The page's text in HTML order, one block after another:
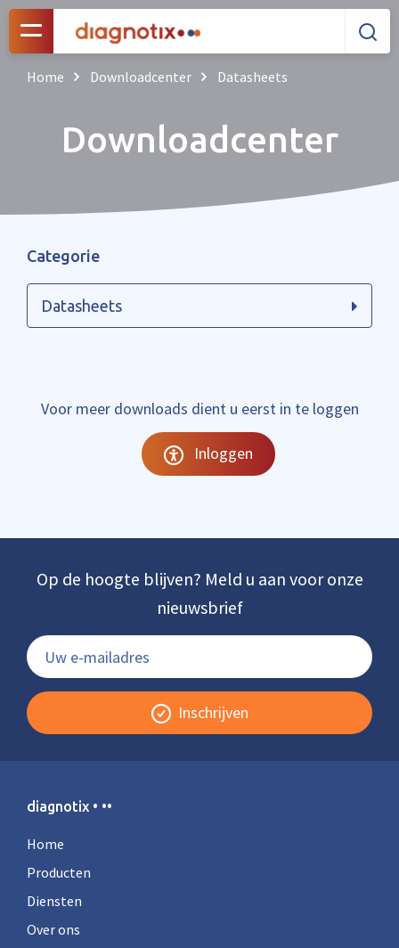
Home Downloadcenter Datasheets
Downloadcenter
Categorie
Datasheets
Voor meer downloads dient u eerst in te loggen
Inloggen
Op de hoogte blijven? Meld u aan voor onze
nieuwsbrief
Inschrijven
diagnotix • ••
Home
Producten
Diensten
Over ons